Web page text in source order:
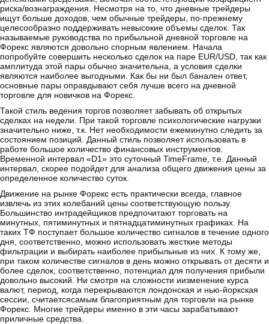
риска/вознаграждения. Несмотря на то, что дневные трейдеры
ищут больше доходов, чем обычные трейдеры, по-прежнему
целесообразно поддерживать невысокие объемы сделок. Так
называемые руководства по прибыльной дневной торговле на
Форекс являются довольно спорным явлением. Начала
попробуйте совершить несколько сделок на паре EUR/USD, так как
амплитуда этой пары обычно значительна, а условия сделки
являются наиболее выгодными. Как бы ни был банален ответ,
основные пары оправдывают себя лучше всего на дневной
торговле для новичков на Форекс.
Такой стиль ведения торгов позволяет забывать об открытых
сделках на недели. При такой торговле психологические нагрузки
значительно ниже, т.к. Нет необходимости ежеминутно следить за
состоянием позиций. Данный стиль позволяет использовать в
работе большое количество финансовых инструментов.
Временной интервал «D1» это суточный TimeFrame, т.е. Данный
интервал, скорее подойдет для анализа общего движения цены за
определенное количество суток.
Движение на рынке Форекс есть практически всегда, главное
извлечь из этих колебаний цены соответствующую пользу.
Большинство интрадейщиков предпочитают торговать на
минутных, пятиминутных и пятнадцатиминутных графиках. На
таких ТФ поступает большое количество сигналов в течение одного
дня, соответственно, можно использовать жесткие методы
фильтрации и выбирать наиболее прибыльные из них. К тому же,
при таком количестве сигналов в день можно открывать от десяти и
более сделок, соответственно, потенциал для получения прибыли
довольно высокий. Ни смотря на сложности иизменение курса
валют, период, когда перекрываются лондонская и нью-йоркская
сессии, считаетсясамым благоприятным для торговли на рынке
Форекс. Многие трейдеры именно в эти часы зарабатывают
приличные средства.